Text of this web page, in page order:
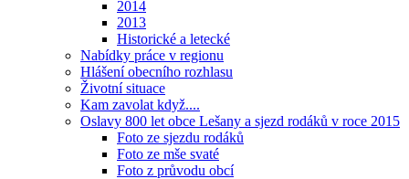
2014
2013
Historické a letecké
Nabídky práce v regionu
Hlášení obecního rozhlasu
Životní situace
Kam zavolat když....
Oslavy 800 let obce Lešany a sjezd rodáků v roce 2015
Foto ze sjezdu rodáků
Foto ze mše svaté
Foto z průvodu obcí